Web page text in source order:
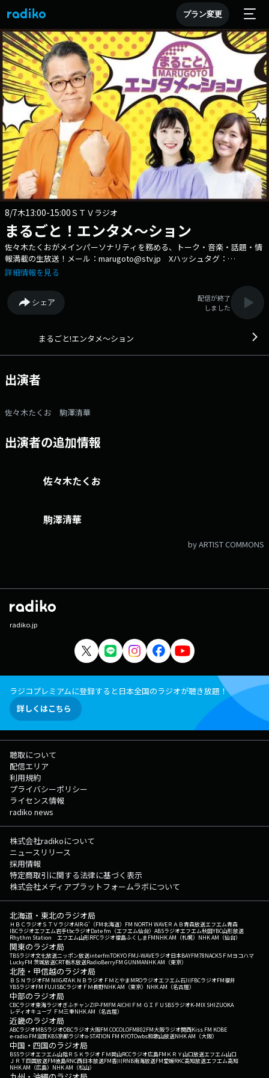
プラン変更
8/7木13:00-15:00ＳＴＶラジオ
まるごと！エンタメ～ション
佐々木たくおがメインパーソナリティを務める、トーク・音楽・話題・情
報満載の生放送！メール：marugoto@stv.jp Xハッシュタグ：
#stvradio Xアカウント：@stvradio
詳細情報を見る
シェア
配信が終了
しました
まるごと!エンタメ～ション
出演者
佐々木たくお 駒澤清華
出演者の追加情報
佐々木たくお
駒澤清華
by ARTIST COMMONS
radiko.jp
ラジコプレミアムに登録すると日本全国のラジオが聴き放題！
詳しくはこちら
聴取について
配信エリア
利用規約
プライバシーポリシー
ライセンス情報
radiko news
株式会社radikoについて
ニュースリリース
採用情報
特定商取引に関する法律に基づく表示
株式会社メディアプラットフォームラボについて
北海道・東北のラジオ局
ＨＢＣラジオＳＴＶラジオAIR-G'（FM北海道） FM NORTH WAVEＲＡＢ青森放送エフエム青森
IBCラジオエフエム岩手tbcラジオDate fm（エフエム仙台） ABSラジオエフエム秋田YBC山形放送
Rhythm Station エフエム山形RFCラジオ福島ふくしまFMNHK AM（札幌） NHK AM（仙台）
関東のラジオ局
TBSラジオ文化放送ニッポン放送interfmTOKYO FMJ-WAVEラジオ日本BAYFM78NACK5 ＦＭヨコハマ
LuckyFM 茨城放送CRT栃木放送RadioBerryFM GUNMANHK AM（東京）
北陸・甲信越のラジオ局
ＢＳＮラジオFM NIIGATAＫＮＢラジオ ＦＭとやまMROラジオエフエム石川FBCラジオFM福井
YBSラジオFM FUJISBCラジオ ＦＭ長野NHK AM（東京） NHK AM（名古屋）
中部のラジオ局
CBCラジオ東海ラジオぎふチャンZIP-FMFM AICHI ＦＭ ＧＩＦＵ SBSラジオK-MIX SHIZUOKA
レディオキューブ ＦＭ三重NHK AM（名古屋）
近畿のラジオ局
ABCラジオMBSラジオOBCラジオ大阪FM COCOLOFM802FM大阪ラジオ関西Kiss FM KOBE
e-radio FM滋賀KBS京都ラジオα-STATION FM KYOTOwbs和歌山放送NHK AM（大阪）
中国・四国のラジオ局
BSSラジオエフエム山陰ＲＳＫラジオ ＦＭ岡山RCCラジオ広島FM ＫＲＹ山口放送エフエム山口
ＪＲＴ四国放送FM徳島RNC西日本放送FM香川RNB南海放送FM愛媛RKC高知放送エフエム高知
NHK AM（広島） NHK AM（松山）